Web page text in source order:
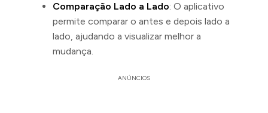
Comparação Lado a Lado: O aplicativo
permite comparar o antes e depois lado a
lado, ajudando a visualizar melhor a
mudança.
ANÚNCIOS